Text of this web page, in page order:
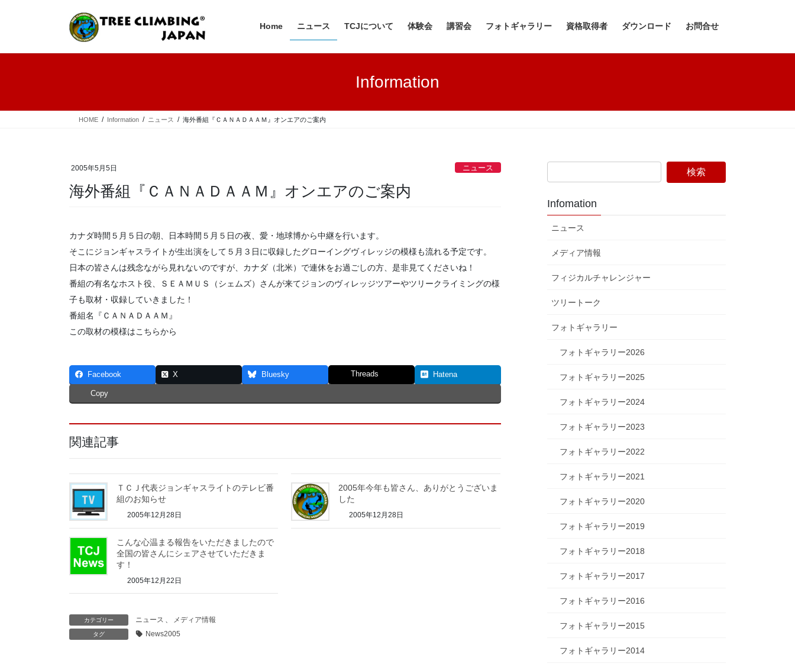
ツ
シ
Home ニュース TCJについて 体験会 講習会 フォトギャラリー 資格取得者 ダウンロード お問合せ
Information
HOME Information ニュース 海外番組『ＣＡＮＡＤＡＡＭ』オンエアのご案内
2005年5月5日 ニュース
海外番組『ＣＡＮＡＤＡＡＭ』オンエアのご案内
カナダ時間５月５日の朝、日本時間５月５日の夜、愛・地球博から中継を行います。
そこにジョンギャスライトが生出演をして５月３日に収録したグローイングヴィレッジの模様も流れる予定です。
日本の皆さんは残念ながら見れないのですが、カナダ（北米）で連休をお過ごしの方、是非見てくださいね！
番組の有名なホスト役、ＳＥＡＭＵＳ（シェムズ）さんが来てジョンのヴィレッジツアーやツリークライミングの様
子も取材・収録していきました！
番組名『ＣＡＮＡＤＡＡＭ』
この取材の模様はこちらから
Facebook X Bluesky Threads Hatena
Copy
関連記事
ＴＣＪ代表ジョンギャスライトのテレビ番
組のお知らせ
2005年12月28日
2005年今年も皆さん、ありがとうございま
した
2005年12月28日
こんな心温まる報告をいただきましたので
全国の皆さんにシェアさせていただきま
す！
2005年12月22日
カテゴリー ニュース メディア情報
タグ News2005
Infomation
ニュース
メディア情報
フィジカルチャレンジャー
ツリートーク
フォトギャラリー
フォトギャラリー2026
フォトギャラリー2025
フォトギャラリー2024
フォトギャラリー2023
フォトギャラリー2022
フォトギャラリー2021
フォトギャラリー2020
フォトギャラリー2019
フォトギャラリー2018
フォトギャラリー2017
フォトギャラリー2016
フォトギャラリー2015
フォトギャラリー2014